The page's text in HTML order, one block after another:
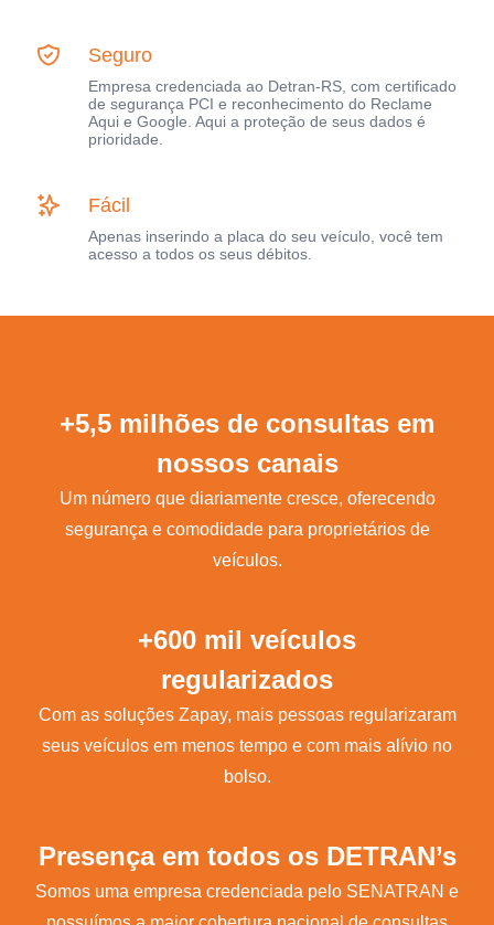
Seguro
Empresa credenciada ao Detran-RS, com certificado
de segurança PCI e reconhecimento do Reclame
Aqui e Google. Aqui a proteção de seus dados é
prioridade.
Fácil
Apenas inserindo a placa do seu veículo, você tem
acesso a todos os seus débitos.
+5,5 milhões de consultas em
nossos canais
Um número que diariamente cresce, oferecendo
segurança e comodidade para proprietários de
veículos.
+600 mil veículos
regularizados
Com as soluções Zapay, mais pessoas regularizaram
seus veículos em menos tempo e com mais alívio no
bolso.
Presença em todos os DETRAN’s
Somos uma empresa credenciada pelo SENATRAN e